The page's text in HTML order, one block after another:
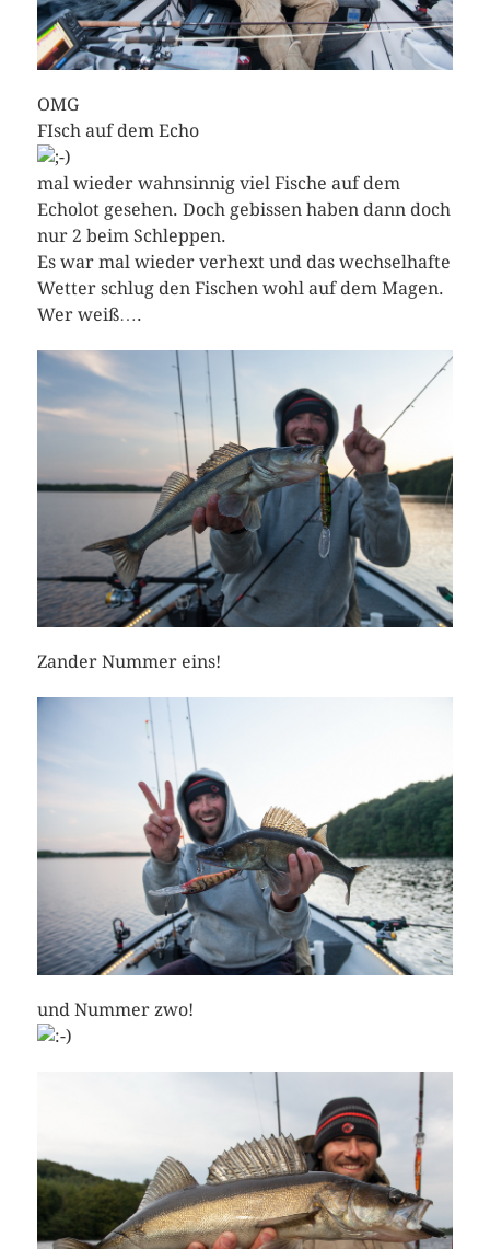
OMG
FIsch auf dem Echo
mal wieder wahnsinnig viel Fische auf dem
Echolot gesehen. Doch gebissen haben dann doch
nur 2 beim Schleppen.
Es war mal wieder verhext und das wechselhafte
Wetter schlug den Fischen wohl auf dem Magen.
Wer weiß….
Zander Nummer eins!
und Nummer zwo!